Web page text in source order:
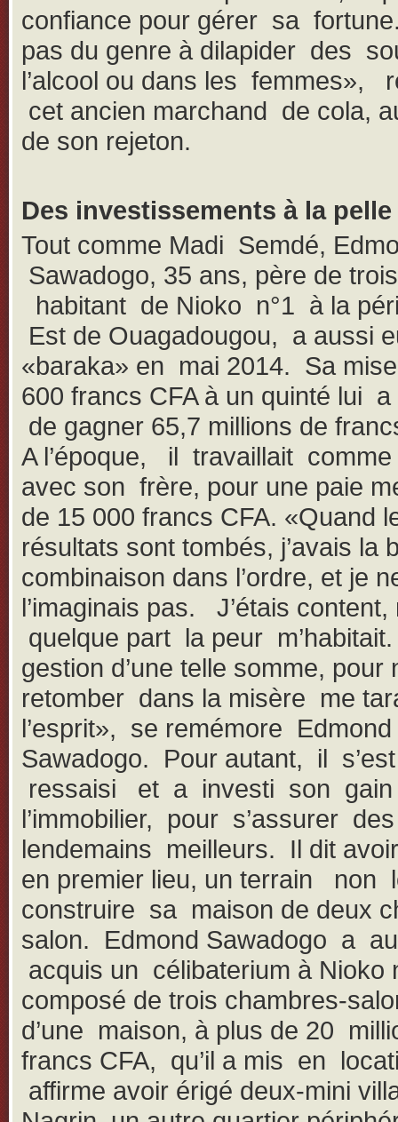
confiance pour gérer sa fortune.
pas du genre à dilapider des
l’alcool ou dans les femmes»,
cet ancien marchand de cola,
de son rejeton.
Des investissements à la pelle
Tout comme Madi Semdé,
Sawadogo, 35 ans, père de
habitant de Nioko n°1 à la
Est de Ouagadougou, a aussi
«baraka» en mai 2014. Sa
600 francs CFA à un quinté lui a
de gagner 65,7 millions de
A l’époque, il travaillait comme
avec son frère, pour une paie
de 15 000 francs CFA. «Quand
résultats sont tombés, j’avais la
combinaison dans l’ordre, et je
l’imaginais pas. J’étais content,
quelque part la peur
gestion d’une telle somme, pour
retomber dans la misère me
l’esprit», se remémore Edmond
Sawadogo. Pour autant, il
ressaisi et a investi son gain
l’immobilier, pour s’assurer des
lendemains meilleurs. Il dit
en premier lieu, un terrain non
construire sa maison de deux
salon. Edmond Sawadogo a
acquis un célibaterium à Nioko
composé de trois chambres-
d’une maison, à plus de 20
francs CFA, qu’il a mis en
affirme avoir érigé deux-mini